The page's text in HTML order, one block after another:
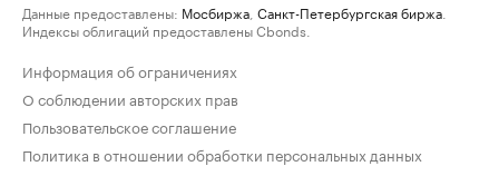
Данные предоставлены: Мосбиржа Санкт-Петербургская биржа
Индексы облигаций предоставлены Cbonds.
Информация об ограничениях
О соблюдении авторских прав
Пользовательское соглашение
Политика в отношении обработки персональных данных